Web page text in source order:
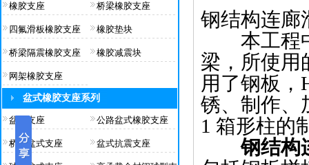
橡胶支座 桥梁橡胶支座
四氟滑板橡胶支座 橡胶垫块
桥梁隔震橡胶支座 橡胶减震块
网架橡胶支座
盆式橡胶支座系列
盆式支座 公路盆式橡胶支座
桥梁盆式支座 盆式抗震支座
钢结构连廊
本工程中
梁，所使用
用了钢板，
锈、制作、
1 箱形柱的
钢结构